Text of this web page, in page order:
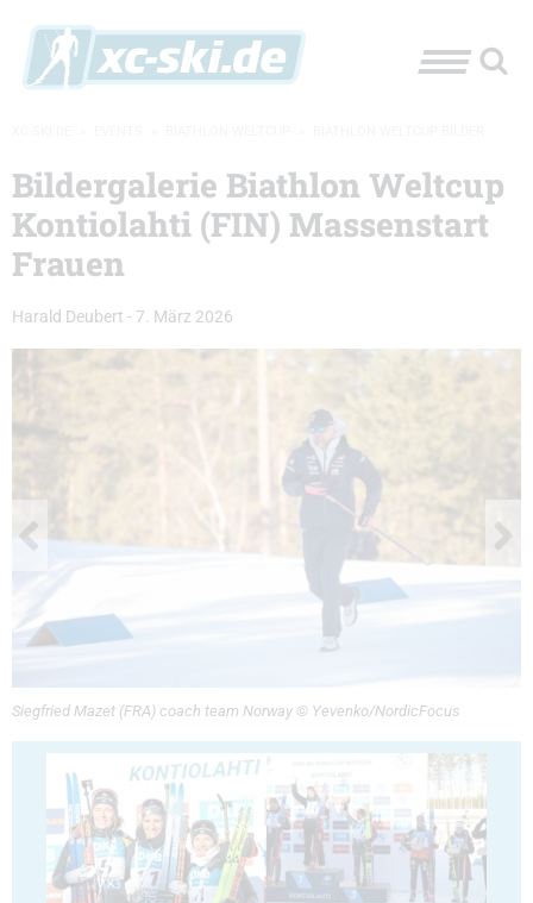
Bildergalerie Biathlon Weltcup
Kontiolahti (FIN) Massenstart
Frauen
Harald Deubert - 7. März 2026
Siegfried Mazet (FRA) coach team Norway © Yevenko/NordicFocus